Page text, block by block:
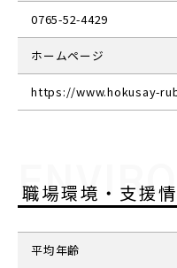
0765-52-4429
ホームページ
https://www.hokusay-
職場環境・支援
平均年齢